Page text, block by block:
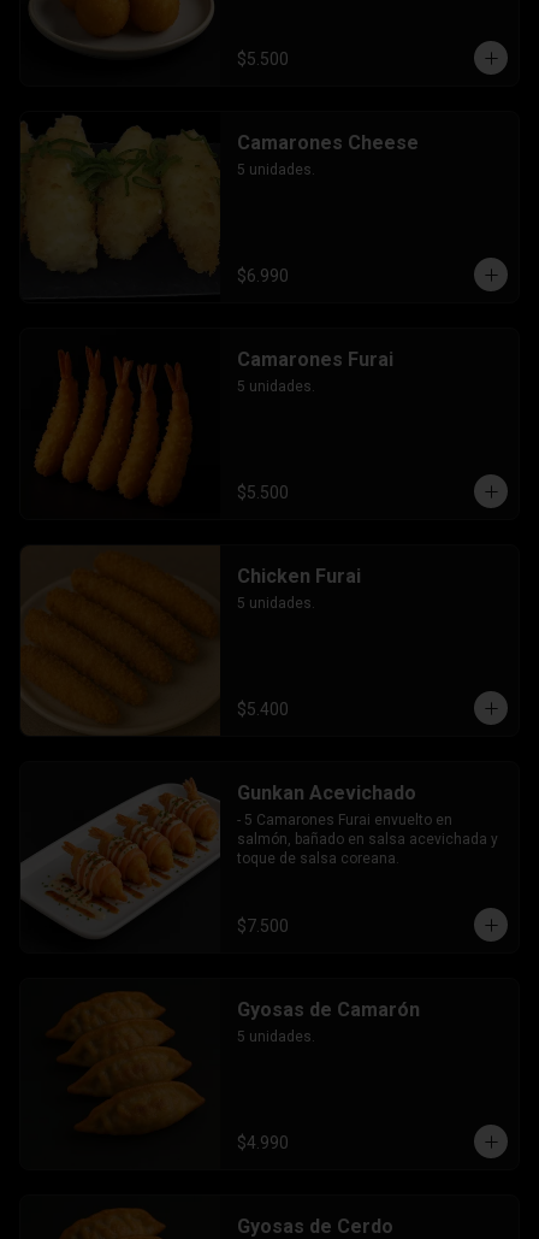
$5.500
Camarones Cheese
5 unidades.
$6.990
Camarones Furai
5 unidades.
$5.500
Chicken Furai
5 unidades.
$5.400
Gunkan Acevichado
- 5 Camarones Furai envuelto en
salmón, bañado en salsa acevichada y
toque de salsa coreana.
$7.500
Gyosas de Camarón
5 unidades.
$4.990
Gyosas de Cerdo